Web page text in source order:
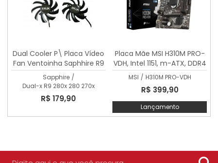
Dual Cooler P\ Placa Vídeo
Fan Ventoinha Saphhire R9
270x 280x 280
Sapphire /
Dual-x R9 280x 280 270x
R$ 179,90
Placa Mãe MSI H310M PRO-
VDH, Intel 1151, m-ATX, DDR4
- H310M PRO-VDH
MSI / H310M PRO-VDH
R$ 399,90
Lançamento